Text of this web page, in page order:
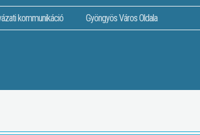
kommunikáció Gyöngyös Város Oldala